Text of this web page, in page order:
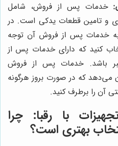
خدمات پس از فروش، شامل
و تامین قطعات یدکی است. در
به خدمات پس از فروش آن توجه
کنید که دارای خدمات پس از
باشد. خدمات پس از فروش
می‌دهد که در صورت بروز هرگونه
آن را برطرف کنید.
با رقبا: چرا
بهتری است؟